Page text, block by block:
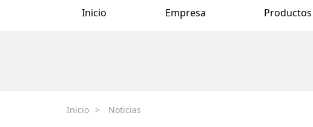
Inicio Empresa Productos
Inicio > Noticias